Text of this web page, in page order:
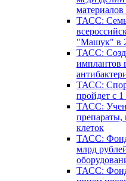
ТАСС:
"Машук" в
ТАСС:
имплантов
ТАСС:
пройдет с
ТАСС:
препараты,
клеток
ТАСС: Фонд
млрд
ТАСС: Фонд